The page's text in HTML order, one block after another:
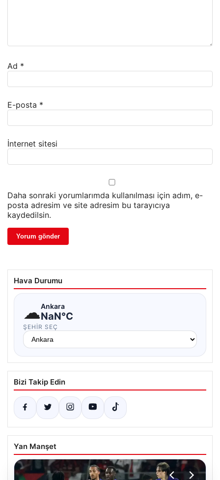
Ad *
E-posta *
İnternet sitesi
Daha sonraki yorumlarımda kullanılması için adım, e-
posta adresim ve site adresim bu tarayıcıya
kaydedilsin.
Hava Durumu
☁Ankara
NaN°C
ŞEHIR SEÇ
Bizi Takip Edin
Yan Manşet